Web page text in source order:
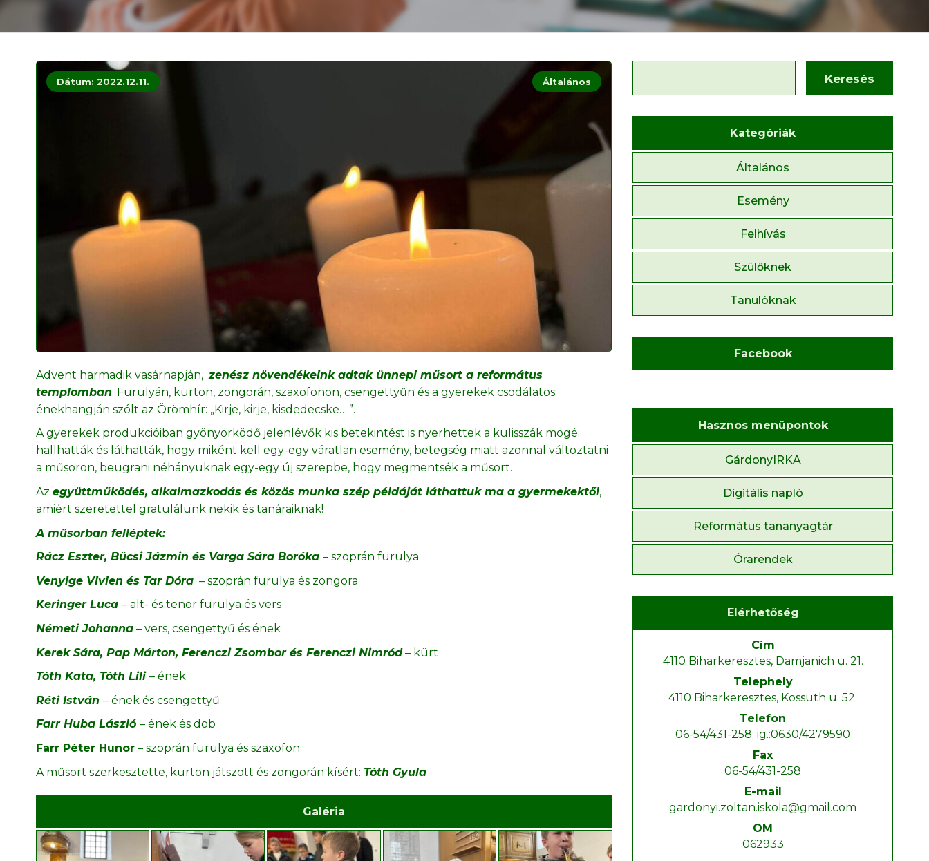
Dátum: 2022.12.11. Általános
Advent harmadik vasárnapján,zenész növendékeink adtak ünnepi műsort a református
templomban. Furulyán, kürtön, zongorán, szaxofonon, csengettyűn és a gyerekek csodálatos
énekhangján szólt az Örömhír: „Kirje, kirje, kisdedecske….”.
A gyerekek produkcióiban gyönyörködő jelenlévők kis betekintést is nyerhettek a kulisszák mögé:
hallhatták és láthatták, hogy miként kell egy-egy váratlan esemény, betegség miatt azonnal változtatni
a műsoron, beugrani néhányuknak egy-egy új szerepbe, hogy megmentsék a műsort.
Az együttműködés, alkalmazkodás és közös munka szép példáját láthattuk ma a gyermekektől,
amiért szeretettel gratulálunk nekik és tanáraiknak!
A műsorban felléptek:
Rácz Eszter, Bücsi Jázmin és Varga Sára Boróka – szoprán furulya
Venyige Vivien és Tar Dóra – szoprán furulya és zongora
Keringer Luca – alt- és tenor furulya és vers
Németi Johanna – vers, csengettyű és ének
Kerek Sára, Pap Márton, Ferenczi Zsombor és Ferenczi Nimród– kürt
Tóth Kata, Tóth Lili – ének
Réti István – ének és csengettyű
Farr Huba László – ének és dob
Farr Péter Hunor – szoprán furulya és szaxofon
A műsort szerkesztette, kürtön játszott és zongorán kísért: Tóth Gyula
Galéria
Keresés
Kategóriák
Általános
Esemény
Felhívás
Szülőknek
Tanulóknak
Facebook
Hasznos menüpontok
GárdonyIRKA
Digitális napló
Református tananyagtár
Órarendek
Elérhetőség
Cím
4110 Biharkeresztes, Damjanich u. 21.
Telephely
4110 Biharkeresztes, Kossuth u. 52.
Telefon
06-54/431-258; ig.:0630/4279590
Fax
06-54/431-258
E-mail
gardonyi.zoltan.iskola@gmail.com
OM
062933